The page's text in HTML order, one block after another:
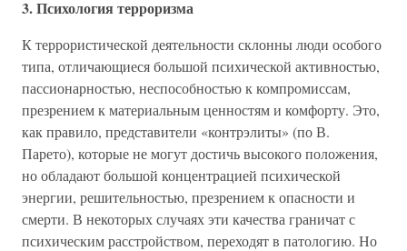
3. Психология терроризма
К террористической деятельности склонны люди особого
типа, отличающиеся большой психической активностью,
пассионарностью, неспособностью к компромиссам,
презрением к материальным ценностям и комфорту. Это,
как правило, представители «контрэлиты» (по В.
Парето), которые не могут достичь высокого положения,
но обладают большой концентрацией психической
энергии, решительностью, презрением к опасности и
смерти. В некоторых случаях эти качества граничат с
психическим расстройством, переходят в патологию. Но